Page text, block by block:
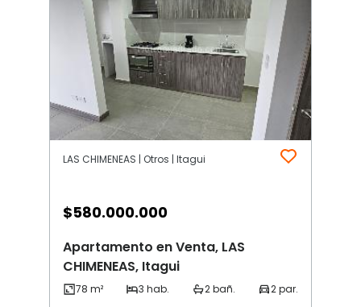
LAS CHIMENEAS | Otros | Itagui
$580.000.000
Apartamento en Venta, LAS
CHIMENEAS, Itagui